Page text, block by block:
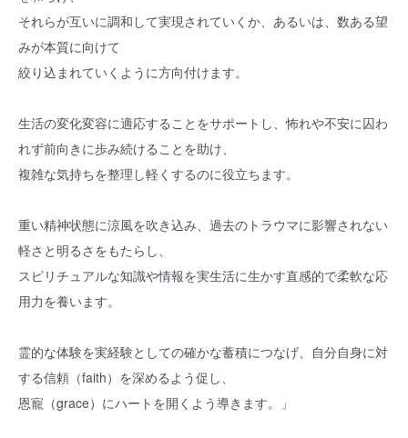
それらが互いに調和して実現されていくか、あるいは、数ある望
みが本質に向けて
絞り込まれていくように方向付けます。
生活の変化変容に適応することをサポートし、怖れや不安に囚わ
れず前向きに歩み続けることを助け、
複雑な気持ちを整理し軽くするのに役立ちます。
重い精神状態に涼風を吹き込み、過去のトラウマに影響されない
軽さと明るさをもたらし、
スピリチュアルな知識や情報を実生活に生かす直感的で柔軟な応
用力を養います。
霊的な体験を実経験としての確かな蓄積につなげ、自分自身に対
する信頼（faith）を深めるよう促し、
恩寵（grace）にハートを開くよう導きます。」